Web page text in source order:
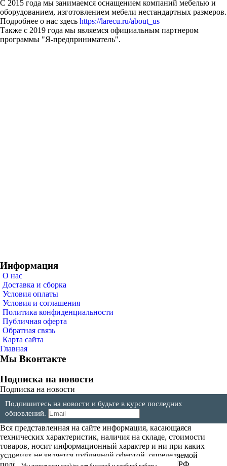
С 2015 года мы занимаемся оснащением компаний мебелью и
оборудованием, изготовлением мебели нестандартных размеров.
Подробнее о нас здесь https://larecu.ru/about_us
Также с 2019 года мы являемся официальным партнером
программы "Я-предприниматель".
Информация
О нас
Доставка и сборка
Условия оплаты
Условия и соглашения
Политика конфиденциальности
Публичная оферта
Обратная связь
Карта сайта
Главная
Мы Вконтакте
Подписка на новости
Подписка на новости
Подпишитесь на новости и будьте в курсе последних
обновлений.
Вся представленная на сайте информация, касающаяся
технических характеристик, наличия на складе, стоимости
товаров, носит информационный характер и ни при каких
условиях не является публичной офертой, определяемой
положениями Статьи 437(2) Гражданского кодекса РФ.